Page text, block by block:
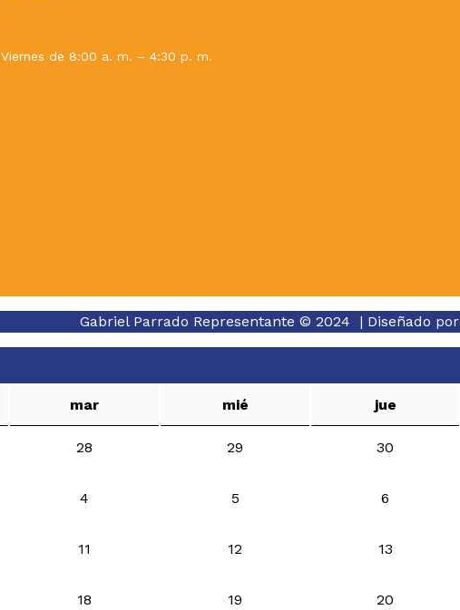
de 8:00 a. m. – 4:30 p. m.
Gabriel Parrado Representante © 2024 | Diseñado por
mar mié jue
28 29 30
4 5 6
11 12 13
18 19 20